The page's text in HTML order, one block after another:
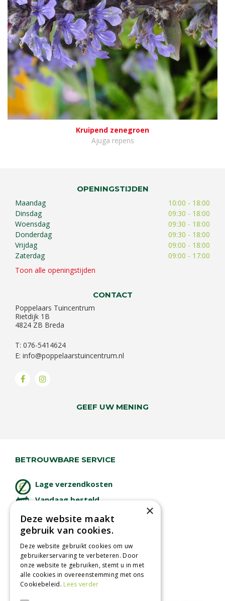
Kruipend zenegroen
Ajuga repens
OPENINGSTIJDEN
Maandag
10:00 - 18:00
Dinsdag
09:30 - 18:00
Woensdag
09:30 - 18:00
Donderdag
09:30 - 18:00
Vrijdag
09:00 - 18:00
Zaterdag
09:00 - 17:00
Toon alle openingstijden
CONTACT
Poppelaars Tuincentrum
Rietdijk 1B
4824 ZB Breda
T: 076-5414624
E: info@poppelaarstuincentrum.nl
GEEF UW MENING
BETROUWBARE SERVICE
Lage verzendkosten
Vandaag besteld
Afhalen in tuincentrum
Betaal veilig
met iDeal - Wero
×
Deze website maakt
gebruik van cookies.
Deze website gebruikt cookies om uw
gebruikerservaring te verbeteren. Door
onze website te gebruiken, stemt u in met
alle cookies in overeenstemming met ons
Cookiebeleid. Lees verder